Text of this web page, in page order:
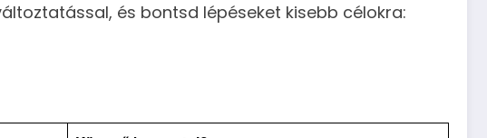
és bontsd lépéseket kisebb célokra: